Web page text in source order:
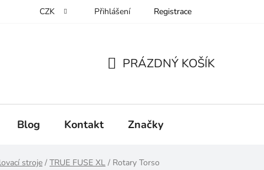
CZK Přihlášení Registrace
KOŠÍK
PRÁZDNÝ KOŠÍK
Blog Kontakt Značky
stroje / TRUE FUSE XL / Rotary Torso